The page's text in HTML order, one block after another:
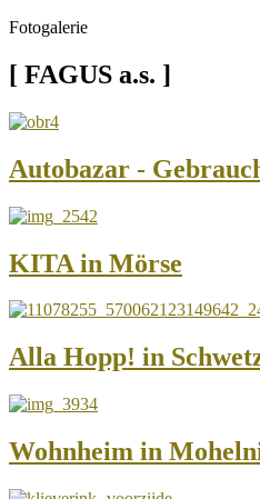
Fotogalerie
[ FAGUS a.s. ]
Autobazar -
KITA in Mörse
Alla Hopp! in
Wohnheim in